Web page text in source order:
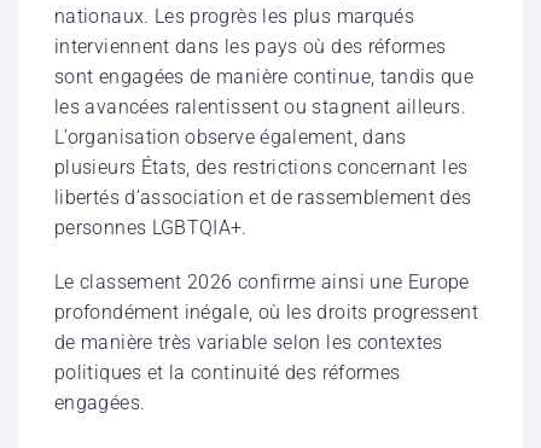
nationaux. Les progrès les plus marqués
interviennent dans les pays où des réformes
sont engagées de manière continue, tandis que
les avancées ralentissent ou stagnent ailleurs.
L’organisation observe également, dans
plusieurs États, des restrictions concernant les
libertés d’association et de rassemblement des
personnes LGBTQIA+.
Le classement 2026 confirme ainsi une Europe
profondément inégale, où les droits progressent
de manière très variable selon les contextes
politiques et la continuité des réformes
engagées.